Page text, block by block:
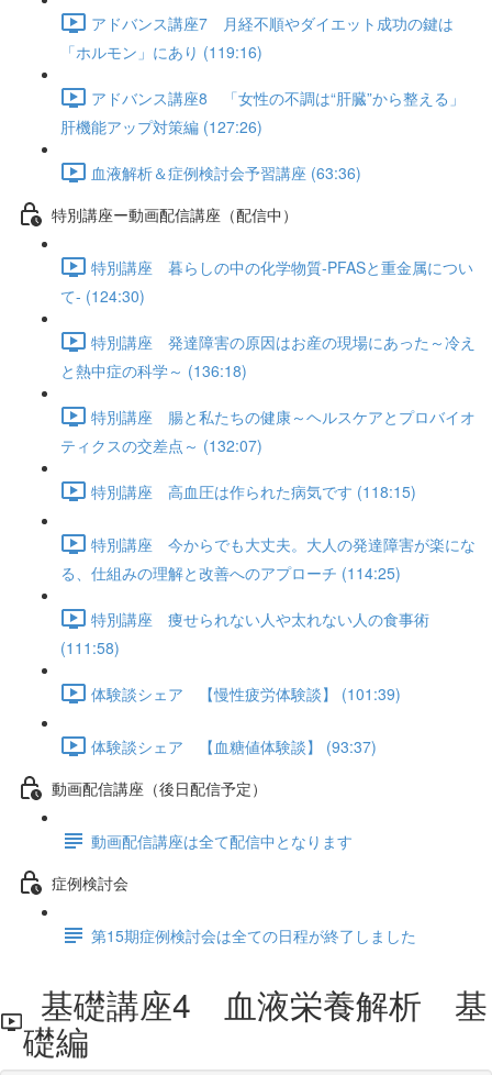
アドバンス講座7 月経不順やダイエット成功の鍵は
「ホルモン」にあり (119:16)
アドバンス講座8 「女性の不調は“肝臓”から整える」
肝機能アップ対策編 (127:26)
血液解析＆症例検討会予習講座 (63:36)
特別講座ー動画配信講座（配信中）
特別講座 暮らしの中の化学物質-PFASと重金属につい
て- (124:30)
特別講座 発達障害の原因はお産の現場にあった～冷え
と熱中症の科学～ (136:18)
特別講座 腸と私たちの健康～ヘルスケアとプロバイオ
ティクスの交差点～ (132:07)
特別講座 高血圧は作られた病気です (118:15)
特別講座 今からでも大丈夫。大人の発達障害が楽にな
る、仕組みの理解と改善へのアプローチ (114:25)
特別講座 痩せられない人や太れない人の食事術
(111:58)
体験談シェア 【慢性疲労体験談】 (101:39)
体験談シェア 【血糖値体験談】 (93:37)
動画配信講座（後日配信予定）
動画配信講座は全て配信中となります
症例検討会
第15期症例検討会は全ての日程が終了しました
基礎講座4 血液栄養解析 基
礎編